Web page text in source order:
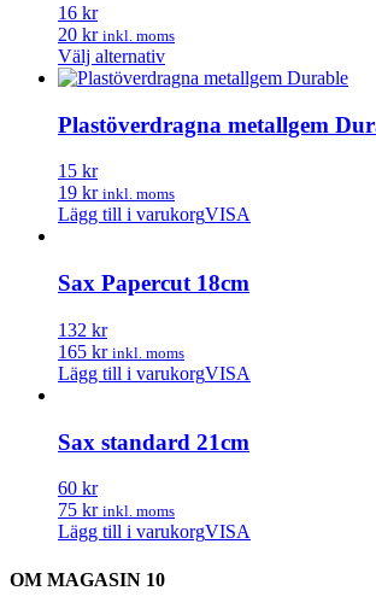
16 kr
20 kr inkl. moms
Välj alternativDen
här
har
flera
olika
alternativen
väljas
på
Plastöverdragna metallgem
15 kr
19 kr inkl. moms
Lägg till i varukorgVISA
Sax Papercut 18cm
132 kr
165 kr inkl. moms
Lägg till i varukorgVISA
Sax standard 21cm
60 kr
75 kr inkl. moms
Lägg till i varukorgVISA
OM MAGASIN 10